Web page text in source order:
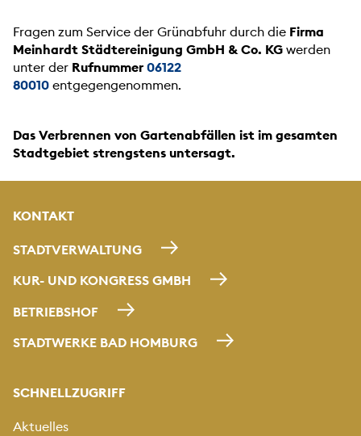
Fragen zum Service der Grünabfuhr durch die Firma
Meinhardt Städtereinigung GmbH & Co. KG werden
unter der Rufnummer 06122
80010 entgegengenommen.
Das Verbrennen von Gartenabfällen ist im gesamten
Stadtgebiet strengstens untersagt.
KONTAKT
STADTVERWALTUNG
KUR- UND KONGRESS GMBH
BETRIEBSHOF
STADTWERKE BAD HOMBURG
SCHNELLZUGRIFF
Aktuelles